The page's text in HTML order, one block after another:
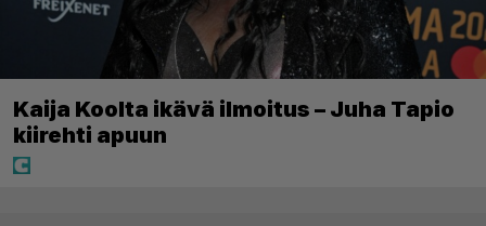
Kaija Koolta ikävä ilmoitus – Juha Tapio
kiirehti apuun